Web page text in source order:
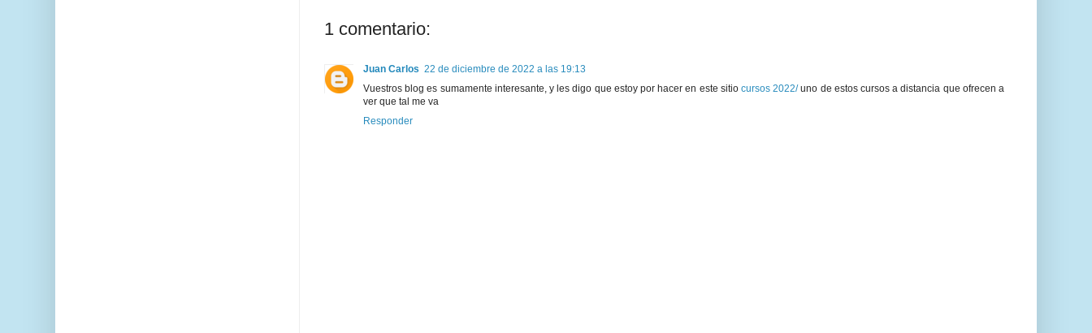
1 comentario:
Juan Carlos 22 de diciembre de 2022 a las 19:13
Vuestros blog es sumamente interesante, y les digo que estoy por hacer en este sitio cursos 2022/uno de estos cursos a distancia que ofrecen a
ver que tal me va
Responder